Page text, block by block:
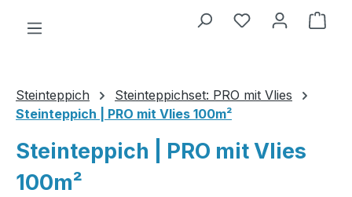
Du hast 0
Steinteppich
Steinteppichset: PRO mit Vlies
Steinteppich | PRO mit Vlies 100m²
Steinteppich | PRO mit Vlies
100m²